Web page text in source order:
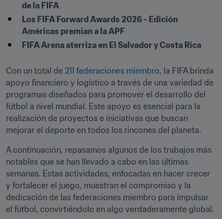
de la FIFA
Los FIFA Forward Awards 2026 - Edición
Américas premian a la APF
FIFA Arena aterriza en El Salvador y Costa Rica
Con un total de 211 federaciones miembro, la FIFA brinda
apoyo financiero y logístico a través de una variedad de
programas diseñados para promover el desarrollo del
fútbol a nivel mundial. Este apoyo es esencial para la
realización de proyectos e iniciativas que buscan
mejorar el deporte en todos los rincones del planeta.
A continuación, repasamos algunos de los trabajos más
notables que se han llevado a cabo en las últimas
semanas. Estas actividades, enfocadas en hacer crecer
y fortalecer el juego, muestran el compromiso y la
dedicación de las federaciones miembro para impulsar
el fútbol, convirtiéndolo en algo verdaderamente global.